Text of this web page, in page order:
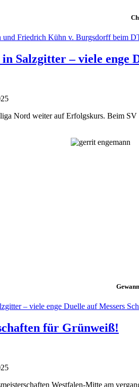
und Friedrich Kühn v. Burgsdorff beim
Salzgitter – viele enge
Nord weiter auf Erfolgskurs. Beim
– viele enge Duelle auf Messers
für Grünweiß!
Westfalen-Mitte am